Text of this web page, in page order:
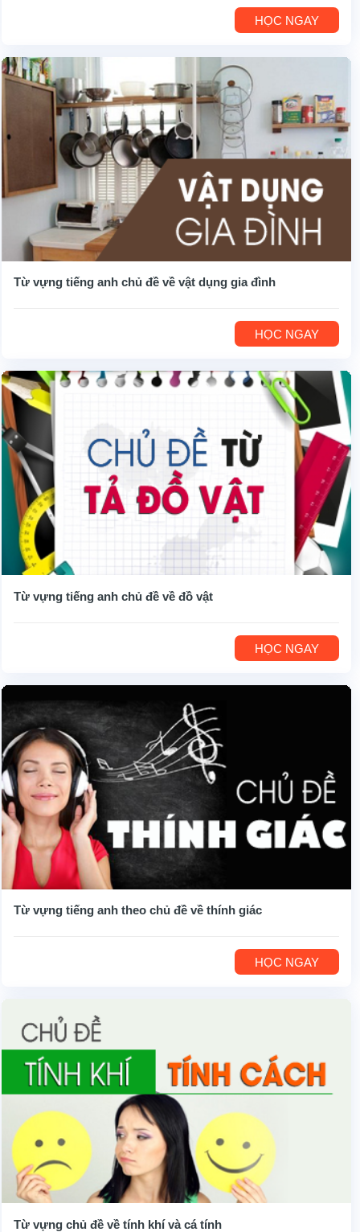
HỌC NGAY
Từ vựng tiếng anh chủ đề về vật dụng gia đình
HỌC NGAY
Từ vựng tiếng anh chủ đề về đồ vật
HỌC NGAY
Từ vựng tiếng anh theo chủ đề về thính giác
HỌC NGAY
Từ vựng chủ đề về tính khí và cá tính